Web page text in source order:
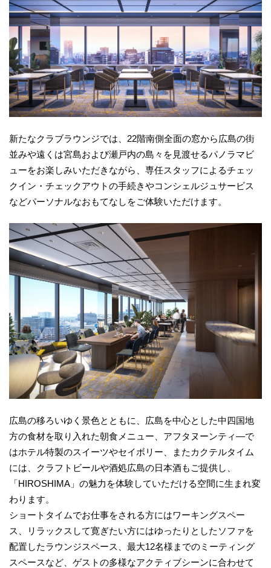
新たなクラブラウンジでは、22階南側全面の窓から広島の街
並みや遠くは宮島および瀬戸内の島々を見渡せるパノラマビ
ューをお楽しみいただきながら、専任スタッフによるチェッ
クイン・チェックアウトの手続きやコンシェルジュサービス
などパーソナルなおもてなしをご体験いただけます。
広島の移ろいゆく景色とともに、広島を中心とした中四国地
方の食材を取り入れた朝食メニュー、アフタヌーンティ―で
はホテル特製のスイーツやセイボリー、またカクテルタイム
には、クラフトビールや酒処広島の日本酒もご提供し、
「HIROSHIMA」の魅力を体験していただける空間に生まれ変
わります。
ショートタイムでお仕事をされる方にはワーキングスペー
ス、リラックスして寛ぎたい方にはゆったりとしたソファを
配置したラウンジスペース、最大12名様までのミーティング
スペースなど、ゲストの多様なアクティブシーンに合わせて